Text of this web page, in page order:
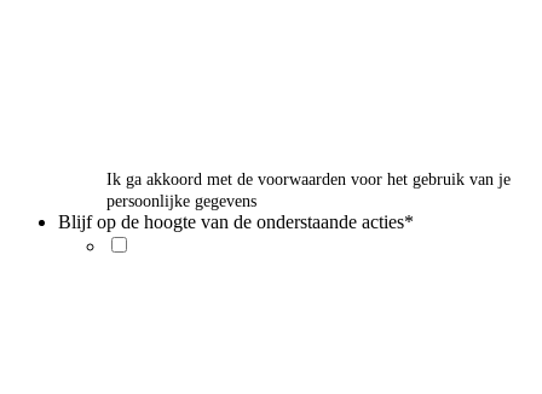
Ik ga akkoord met de voorwaarden voor het gebruik van je
persoonlijke gegevens
Blijf op de hoogte van de onderstaande acties*